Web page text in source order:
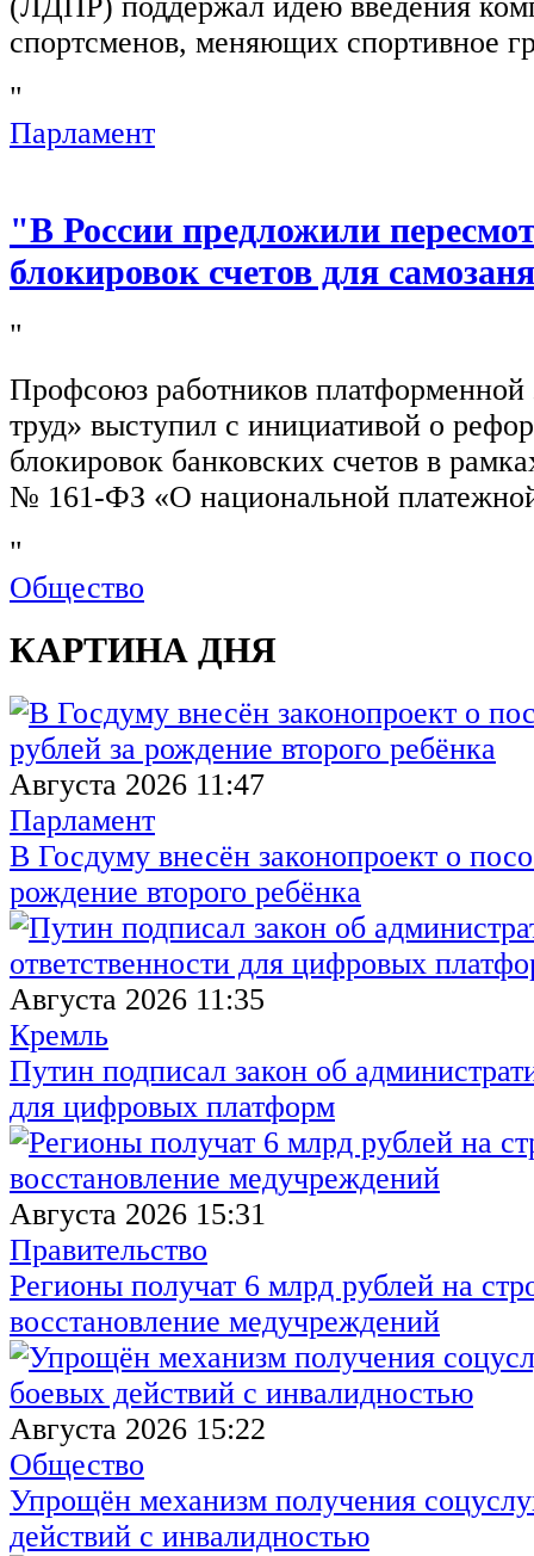
спортсменов, меняющих спортивное
"
Парламент
"В России предложили
блокировок счетов для
"
Профсоюз работников
труд» выступил с инициативой о
блокировок банковских счетов в
№ 161-ФЗ «О национальной
"
Общество
КАРТИНА ДНЯ
Августа 2026 11:47
Парламент
В Госдуму внесён законопроект о
рождение второго ребёнка
Августа 2026 11:35
Кремль
Путин подписал закон об
для цифровых платформ
Августа 2026 15:31
Правительство
Регионы получат 6 млрд рублей на
восстановление медучреждений
Августа 2026 15:22
Общество
Упрощён механизм получения
действий с инвалидностью